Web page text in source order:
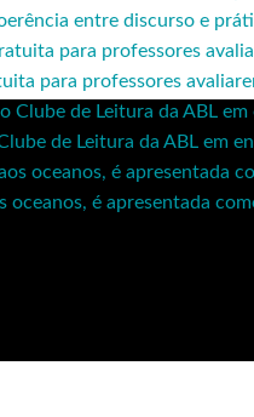
entre discurso e
para professores
de Leitura da ABL em
oceanos, é apresentada